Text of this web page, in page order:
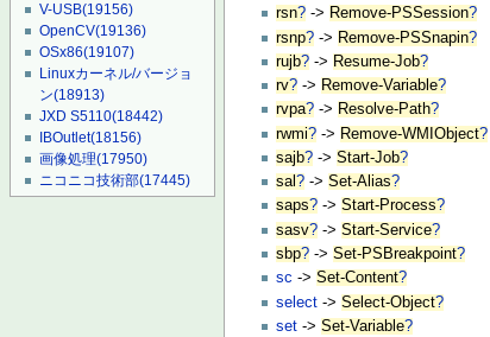
V-USB(19156)
OpenCV(19136)
OSx86(19107)
Linuxカーネル/バージョ
ン(18913)
JXD S5110(18442)
IBOutlet(18156)
画像処理(17950)
ニコニコ技術部(17445)
rsn? -> Remove-PSSession?
rsnp? -> Remove-PSSnapin?
rujb? -> Resume-Job?
rv? -> Remove-Variable?
rvpa? -> Resolve-Path?
rwmi? -> Remove-WMIObject?
sajb? ->Start-Job?
sal? ->Set-Alias?
saps? ->Start-Process?
sasv? ->Start-Service?
sbp? ->Set-PSBreakpoint?
sc ->Set-Content?
select ->Select-Object?
set ->Set-Variable?